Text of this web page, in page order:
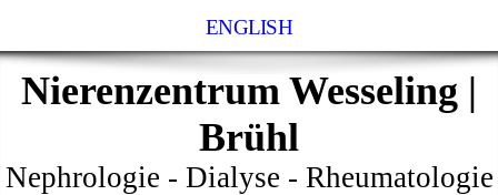
ENGLISH
Nierenzentrum Wesseling |
Brühl
Nephrologie - Dialyse - Rheumatologie